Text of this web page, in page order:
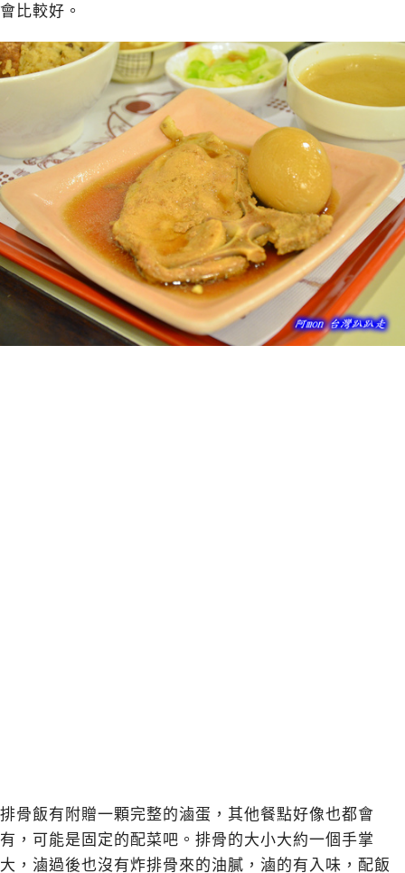
會比較好。
排骨飯有附贈一顆完整的滷蛋，其他餐點好像也都會
有，可能是固定的配菜吧。排骨的大小大約一個手掌
大，滷過後也沒有炸排骨來的油膩，滷的有入味，配飯